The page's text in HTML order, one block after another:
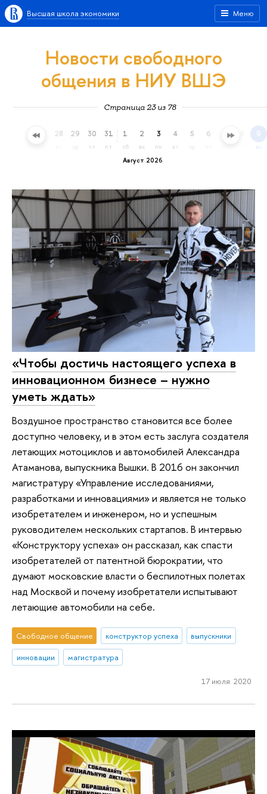
Меню
Высшая школа экономики
Новости свободного
общения в НИУ ВШЭ
Страница 23 из 78
27 28 29 30
чт
31
пт
Август 2026
1
сб
2
вс
3
пн
4
вт
5 6 7 9
вс
«Чтобы достичь настоящего успеха в
инновационном бизнесе – нужно
уметь ждать»
Воздушное пространство становится все более
доступно человеку, и в этом есть заслуга создателя
летающих мотоциклов и автомобилей Александра
Атаманова, выпускника Вышки. В 2016 он закончил
магистратуру «Управление исследованиями,
разработками и инновациями» и является не только
изобретателем и инженером, но и успешным
руководителем нескольких стартапов. В интервью
«Конструктору успеха» он рассказал, как спасти
изобретателей от патентной бюрократии, что
думают московские власти о беспилотных полетах
над Москвой и почему изобретатели испытывают
летающие автомобили на себе.
Свободное общение конструктор успеха
выпускники
инновации
магистратура
17 июля 2020